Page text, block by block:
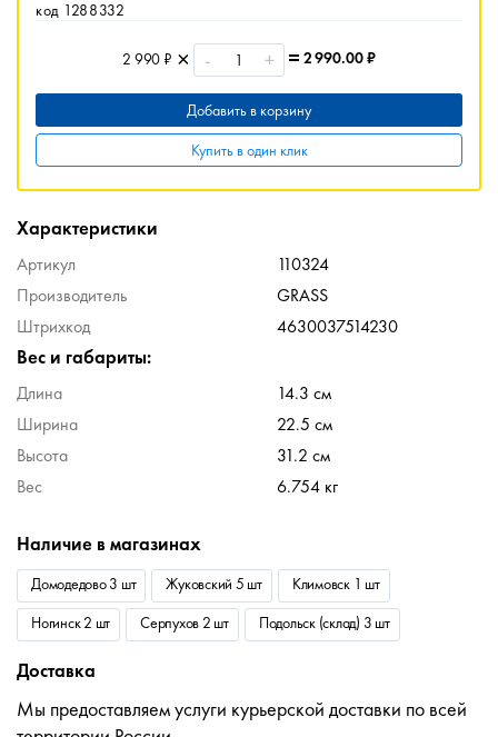
код 1288332
2 990 ₽ - + 2 990.00₽
Добавить в корзину
Купить в один клик
Характеристики
Артикул
110324
Производитель
GRASS
Штрихкод
4630037514230
Вес и габариты:
Длина
14.3 см
Ширина
22.5 см
Высота
31.2 см
Вес
6.754 кг
Наличие в магазинах
Домодедово 3 шт Жуковский 5 шт Климовск 1 шт
Ногинск 2 шт Серпухов 2 шт Подольск (склад) 3 шт
Доставка
Мы предоставляем услуги курьерской доставки по всей